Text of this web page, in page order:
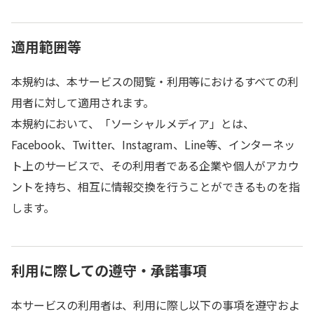
適用範囲等
本規約は、本サービスの閲覧・利用等におけるすべての利
用者に対して適用されます。
本規約において、「ソーシャルメディア」とは、
Facebook、Twitter、Instagram、Line等、インターネッ
ト上のサービスで、その利用者である企業や個人がアカウ
ントを持ち、相互に情報交換を行うことができるものを指
します。
利用に際しての遵守・承諾事項
本サービスの利用者は、利用に際し以下の事項を遵守およ